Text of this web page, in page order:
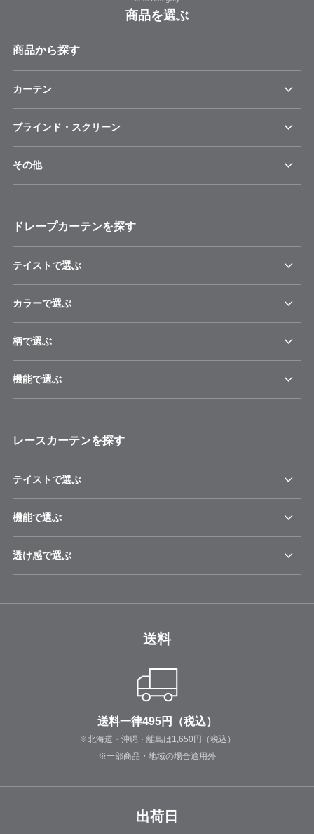
商品を選ぶ
商品から探す
カーテン
ブラインド・スクリーン
その他
ドレープカーテンを探す
テイストで選ぶ
カラーで選ぶ
柄で選ぶ
機能で選ぶ
レースカーテンを探す
テイストで選ぶ
機能で選ぶ
透け感で選ぶ
送料
送料一律495円（税込）
※北海道・沖縄・離島は1,650円（税込）
※一部商品・地域の場合適用外
出荷日